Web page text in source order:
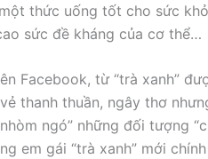
thức uống tốt cho sức
sức đề kháng của cơ thể…
Facebook, từ “trà xanh”
thanh thuần, ngây thơ
ngó” những đối tượng
em gái “trà xanh” mới